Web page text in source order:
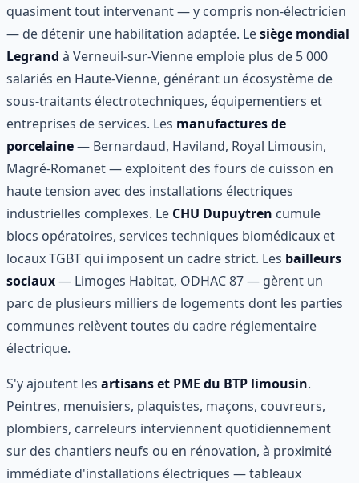
quasiment tout intervenant — y compris non-électricien
— de détenir une habilitation adaptée. Lesiège mondial
Legrand à Verneuil-sur-Vienne emploie plus de 5 000
salariés en Haute-Vienne, générant un écosystème de
sous-traitants électrotechniques, équipementiers et
entreprises de services. Les manufactures de
porcelaine— Bernardaud, Haviland, Royal Limousin,
Magré-Romanet — exploitent des fours de cuisson en
haute tension avec des installations électriques
industrielles complexes. Le CHU Dupuytren cumule
blocs opératoires, services techniques biomédicaux et
locaux TGBT qui imposent un cadre strict. Les bailleurs
sociaux— Limoges Habitat, ODHAC 87 — gèrent un
parc de plusieurs milliers de logements dont les parties
communes relèvent toutes du cadre réglementaire
électrique.
S'y ajoutent les artisans et PME du BTP limousin.
Peintres, menuisiers, plaquistes, maçons, couvreurs,
plombiers, carreleurs interviennent quotidiennement
sur des chantiers neufs ou en rénovation, à proximité
immédiate d'installations électriques — tableaux